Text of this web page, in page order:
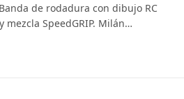
de rodadura con dibujo RC
mezcla SpeedGRIP. Milán…